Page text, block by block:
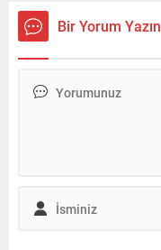
otoriteleri geniş çaplı
soruşturma başlattı.
Bir Yorum Yazın